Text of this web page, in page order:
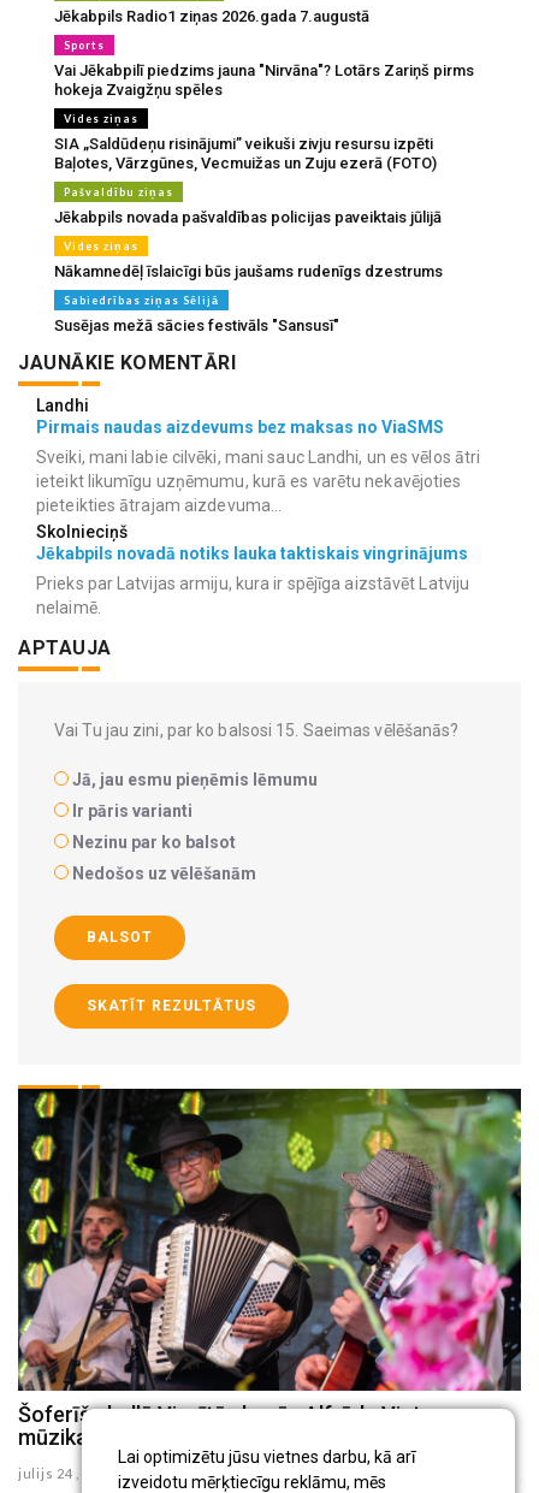
Lai optimizētu jūsu vietnes darbu, kā arī
izveidotu mērķtiecīgu reklāmu, mēs
Jēkabpils Radio1 ziņas 2026.gada 7.augustā
Sports
Vai Jēkabpilī piedzims jauna "Nirvāna"? Lotārs Zariņš pirms
hokeja Zvaigžņu spēles
Vides ziņas
SIA „Saldūdeņu risinājumi” veikuši zivju resursu izpēti
Baļotes, Vārzgūnes, Vecmuižas un Zuju ezerā (FOTO)
Pašvaldību ziņas
Jēkabpils novada pašvaldības policijas paveiktais jūlijā
Vides ziņas
Nākamnedēļ īslaicīgi būs jaušams rudenīgs dzestrums
Sabiedrības ziņas Sēlijā
Susējas mežā sācies festivāls "Sansusī"
JAUNĀKIE KOMENTĀRI
Landhi
Pirmais naudas aizdevums bez maksas no ViaSMS
Sveiki, mani labie cilvēki, mani sauc Landhi, un es vēlos ātri
ieteikt likumīgu uzņēmumu, kurā es varētu nekavējoties
pieteikties ātrajam aizdevuma...
Skolnieciņš
Jēkabpils novadā notiks lauka taktiskais vingrinājums
Prieks par Latvijas armiju, kura ir spējīga aizstāvēt Latviju
nelaimē.
APTAUJA
Vai Tu jau zini, par ko balsosi 15. Saeimas vēlēšanās?
Jā, jau esmu pieņēmis lēmumu
Ir pāris varianti
Nezinu par ko balsot
Nedošos uz vēlēšanām
BALSOT
SKATĪT REZULTĀTUS
Šoferīšu ballē Viesītē skanēs Alfrēda Vintera
mūzikas programma
julijs 24 , 2026